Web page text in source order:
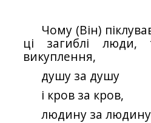
Чому (Він)
ці загиблі
викуплення,
душу за душу
і кров за кров,
людину за людину